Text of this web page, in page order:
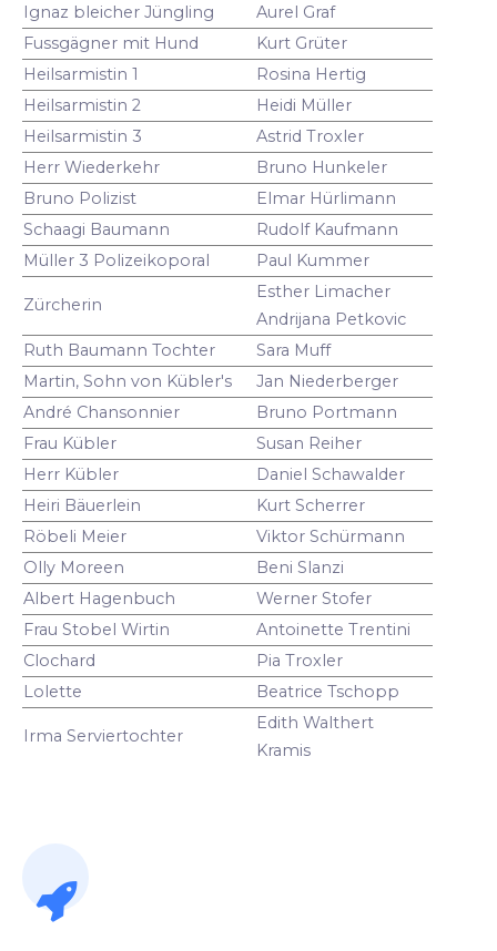
Ignaz bleicher Jüngling
Aurel Graf
Fussgägner mit Hund
Kurt Grüter
Heilsarmistin 1
Rosina Hertig
Heilsarmistin 2
Heidi Müller
Heilsarmistin 3
Astrid Troxler
Herr Wiederkehr
Bruno Hunkeler
Bruno Polizist
Elmar Hürlimann
Schaagi Baumann
Rudolf Kaufmann
Müller 3 Polizeikoporal
Paul Kummer
Zürcherin
Esther Limacher
Andrijana Petkovic
Ruth Baumann Tochter
Sara Muff
Martin, Sohn von Kübler's
Jan Niederberger
André Chansonnier
Bruno Portmann
Frau Kübler
Susan Reiher
Herr Kübler
Daniel Schawalder
Heiri Bäuerlein
Kurt Scherrer
Röbeli Meier
Viktor Schürmann
Olly Moreen
Beni Slanzi
Albert Hagenbuch
Werner Stofer
Frau Stobel Wirtin
Antoinette Trentini
Clochard
Pia Troxler
Lolette
Beatrice Tschopp
Irma Serviertochter
Edith Walthert
Kramis